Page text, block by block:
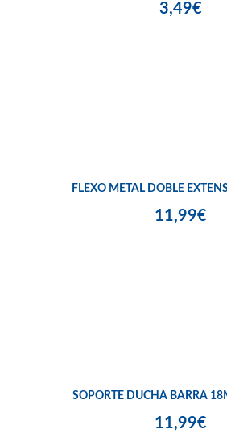
3,49€
FLEXO METAL DOBLE
11,99€
SOPORTE DUCHA BARRA
11,99€